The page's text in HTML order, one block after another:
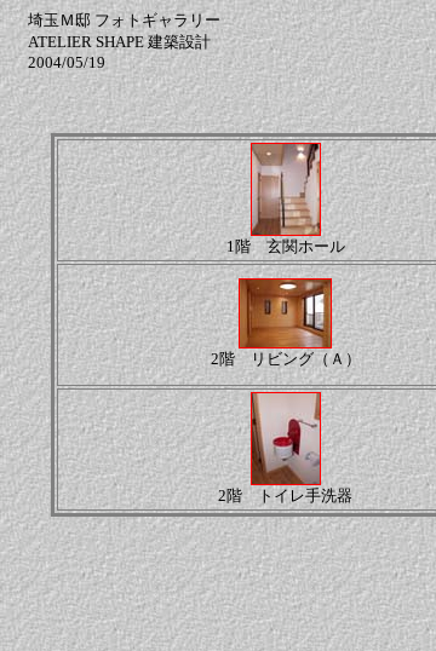
埼玉Ｍ邸 フォトギャラリー
ATELIER SHAPE 建築設計
2004/05/19
1階 玄関ホール
2階 リビング（Ａ）
2階 トイレ手洗器